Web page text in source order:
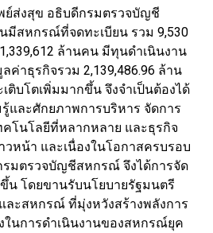
ส่งสุข อธิบดีกรมตรวจบัญชี
มีสหกรณ์ที่จดทะเบียน รวม 9,530
ล้านคน มีทุนดำเนินงาน
ค่าธุรกิจรวม 2,139,486.96 ล้าน
ติบโตเพิ่มมากขึ้น จึงจำเป็นต้องได้
และศักยภาพการบริหาร จัดการ
คโนโลยีที่หลากหลาย และธุรกิจ
หน้า และเนื่องในโอกาสครบรอบ
รมตรวจบัญชีสหกรณ์ จึงได้การจัด
น โดยขานรับนโยบายรัฐมนตรี
ละสหกรณ์ ที่มุ่งหวังสร้างพลังการ
ในการดำเนินงานของสหกรณ์ยุค